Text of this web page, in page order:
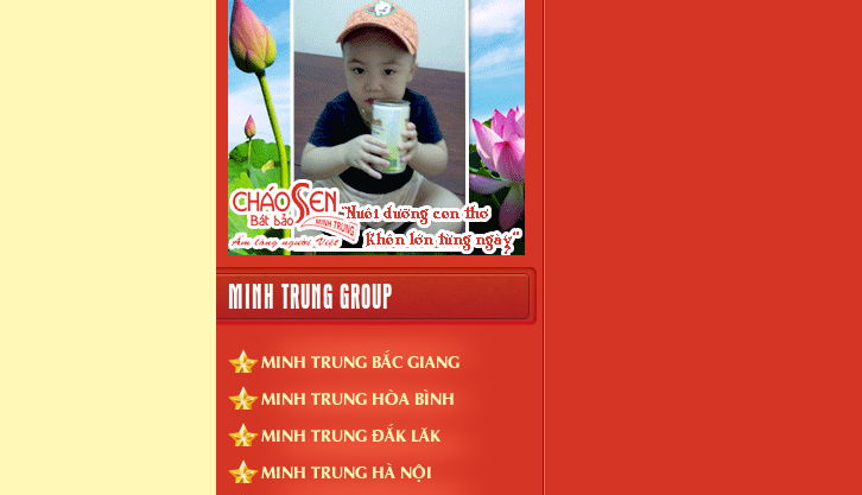
MINH TRUNG GROUP
MINH TRUNG BẮC GIANG
MINH TRUNG HÒA BÌNH
MINH TRUNG ĐẮK LĂK
MINH TRUNG HÀ NỘI